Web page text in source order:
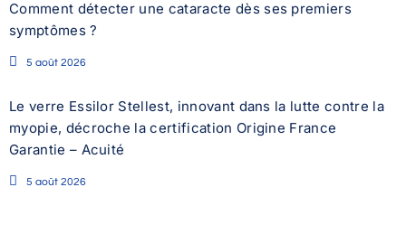
Comment détecter une cataracte dès ses premiers
symptômes ?
5 août 2026
Le verre Essilor Stellest, innovant dans la lutte contre la
myopie, décroche la certification Origine France
Garantie – Acuité
5 août 2026